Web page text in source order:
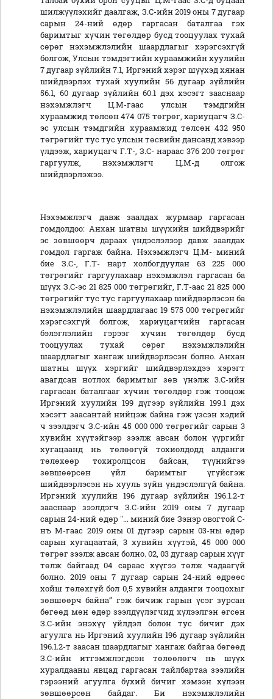
шилжүүлэхийг даалгаж, З.С-ийн 2019 оны 7 дугаар
сарын 24-ний өдөр гаргасан баталгаа гэх
баримтыг хүчин төгөлдөр бусд тооцуулах тухай
сөрөг нэхэмжлэлийн шаардлагыг хэрэгсэхгүй
болгож, Улсын тэмдэгтийн хураамжийн хуулийн
7 дугаар зүйлийн 7.1, Иргэний хэрэг шүүхэд хянан
шийдвэрлэх тухай хуулийн 56 дугаар зүйлийн
56.1, 60 дугаар зүйлийн 60.1 дэх хэсэгт зааснаар
нэхэмжлэгч Ц.М-гаас улсын тэмдгийн
хураамжид төлсөн 474 075 төгрөг, хариуцагч З.С-
эс улсын тэмдгийн хураамжид төлсөн 432 950
төгрөгийг тус тус улсын төсвийн дансанд хэвээр
үлдээж, хариуцагч Г.Т-, З.С- нараас 376 200 төгрөг
гаргуулж, нэхэмжлэгч Ц.М-д олгож
шийдвэрлэжээ.
Нэхэмжлэгч давж заалдах журмаар гаргасан
гомдолдоо: Анхан шатны шүүхийн шийдвэрийг
эс зөвшөөрч дараах үндэслэлээр давж заалдах
гомдол гаргаж байна. Нэхэмжлэгч Ц.М- миний
бие З.С-, Г.Т- нарт холбогдуулан 63 225 000
төгрөгийг гаргуулахаар нэхэмжлэл гаргасан ба
шүүх З.С-эс 21 825 000 төгрөгийг, Г.Т-аас 21 825 000
төгрөгийг тус тус гаргуулахаар шийдвэрлэсэн ба
нэхэмжлэлийн шаардлагаас 19 575 000 төгрөгийг
хэрэгсэхгүй болгож, хариуцагчийн гаргасан
бэлэглэлийн гэрээг хүчин төгөлдөр бусд
тооцуулах тухай сөрөг нэхэмжлэлийн
шаардлагыг хангаж шийдвэрлэсэн болно. Анхан
шатны шүүх хэргийг шийдвэрлэхдээ хэрэгт
авагдсан нотлох баримтыг зөв үнэлж 3.С-ийн
гаргасан баталгааг хүчин төгөлдөр гэж тооцож
Иргэний хуулийн 199 дүгээр зүйлийн 199.1 дэх
хэсэгт заасантай нийцэж байна гэж үзсэн хэдий
ч зээлдэгч З.С-ийн 45 000 000 төгрөгийг сарын 3
хувийн хүүтэйгээр зээлж авсан болон үүргийг
хугацаанд нь төлөөгүй тохиолдодд алданги
төлөхөөр тохиролцсон байсан, түүнийгээ
зөвшөөрсөн үйл баримтыг үгүйсгэж
шийдвэрлэсэн нь хууль зүйн үндэслэлгүй байна.
Иргэний хуулийн 196 дугаар зүйлийн 196.1.2-т
зааснаар зээлдэгч З.С-ийн 2019 оны 7 дугаар
сарын 24-ний өдөр "... миний бие Зэнэр овогтой С-
нъ М-гаас 2019 оны 01 дүгээр сарын 03-ны өдөр
сарын хугацаатай, 3 хувийн хүүтэй, 45 000 000
төгрөг зээлж авсан болно. 02, 03 дугаар сарын хүүг
төлж байгаад 04 сараас хүүгээ төлж чадаагүй
болно. 2019 оны 7 дугаар сарын 24-ний өдрөөс
хойш төлөхгүй бол 0,5 хувийн алданги тооцохыг
зөвшөөрч байна” гэж бичиж гарын үсэг зурсан
бөгөөд мөн өдөр зээлдүүлэгчид хүлээлгэн өгсөн
З.С-ийн энэхүү үйлдэл болон тус бичиг дэх
агуулга нь Иргэний хуулийн 196 дугаар зүйлийн
196.1.2-т заасан шаардлагыг хангаж байгаа бөгөөд
З.С-ийн итгэмжлэгдсэн төлөөлөгч нь шүүх
хуралдааны явцад гаргасан тайлбартаа зээлийн
гэрээний агуулга бүхий бичиг хэмээн хүлээн
зөвшөөрсөн байдаг. Би нэхэмжлэлийн